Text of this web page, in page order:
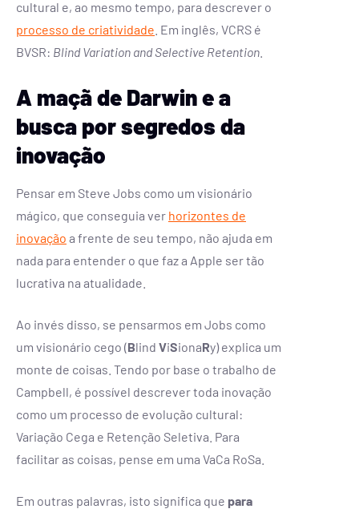
cultural e, ao mesmo tempo, para descrever o
processo de criatividade . Em inglês, VCRS é
BVSR: Blind Variation and Selective Retention
A maçã de Darwin e a
busca por segredos da
inovação
Pensar em Steve Jobs como um visionário
mágico, que conseguia ver horizontes de
inovação a frente de seu tempo, não ajuda em
nada para entender o que faz a Apple ser tão
lucrativa na atualidade.
Ao invés disso, se pensarmos em Jobs como
um visionário cego (Blind ViSionaRy) explica um
monte de coisas. Tendo por base o trabalho de
Campbell, é possível descrever toda inovação
como um processo de evolução cultural:
Variação Cega e Retenção Seletiva. Para
facilitar as coisas, pense em uma VaCa RoSa.
Em outras palavras, isto significa que para